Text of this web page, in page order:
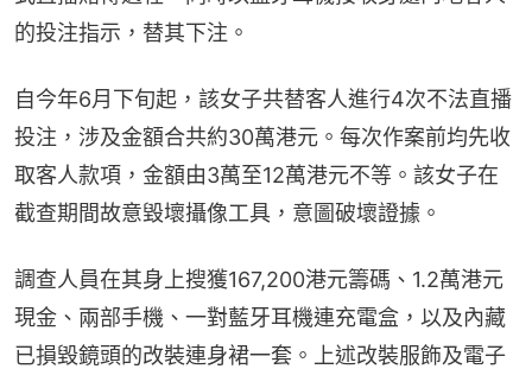
的投注指示，替其下注。
自今年6月下旬起，該女子共替客人進行4次不法直播
投注，涉及金額合共約30萬港元。每次作案前均先收
取客人款項，金額由3萬至12萬港元不等。該女子在
截查期間故意毀壞攝像工具，意圖破壞證據。
調查人員在其身上搜獲167,200港元籌碼、1.2萬港元
現金、兩部手機、一對藍牙耳機連充電盒，以及內藏
已損毀鏡頭的改裝連身裙一套。上述改裝服飾及電子